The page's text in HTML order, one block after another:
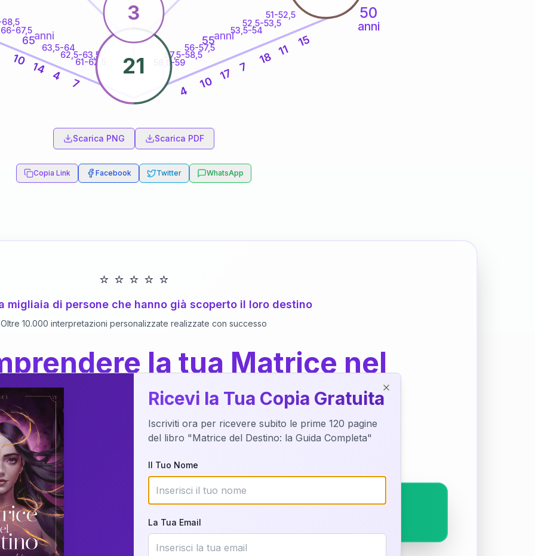
50
anni
anni
51-52,5
52,5-53,5
53,5-54
56-57,5
57,5-58,5
58,5-59
61-62,5
62,5-63,5
63,5-64
66-67,5
68,5
15
11
18
7
17
10
4
7
4
14
10 21
3
55anni
65anni
Scarica PNG Scarica PDF
Copia Link Facebook Twitter WhatsApp
⭐ ⭐ ⭐ ⭐ ⭐
migliaia di persone che hanno già scoperto il loro destino
Oltre 10.000 interpretazioni personalizzate realizzate con successo
la tua Matrice nel
dettaglio?
della tua Matrice del Destino attraverso una nostra interpretazione
o studiando attraverso il manuale completo.
Richiedi Interpretazione
✨ Interpretazione personalizzata
del Libro
Ricevi la Tua Copia Gratuita
Iscriviti ora per ricevere subito le prime 120 pagine
del libro "Matrice del Destino: la Guida Completa"
Il Tuo Nome
La Tua Email